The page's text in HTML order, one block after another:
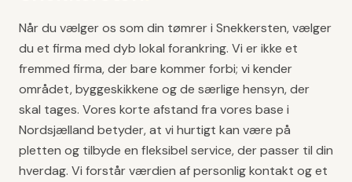
Når du vælger os som din tømrer i Snekkersten, vælger
du et firma med dyb lokal forankring. Vi er ikke et
fremmed firma, der bare kommer forbi; vi kender
området, byggeskikkene og de særlige hensyn, der
skal tages. Vores korte afstand fra vores base i
Nordsjælland betyder, at vi hurtigt kan være på
pletten og tilbyde en fleksibel service, der passer til din
hverdag. Vi forstår værdien af personlig kontakt og et